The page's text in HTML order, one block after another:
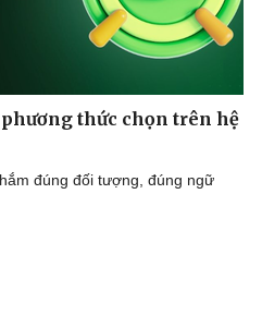
thức chọn trên hệ
đúng đối tượng, đúng ngữ